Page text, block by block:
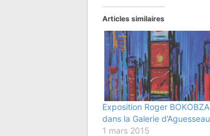
Articles similaires
Exposition Roger BOKOBZA
dans la Galerie d’Aguesseau
1 mars 2015